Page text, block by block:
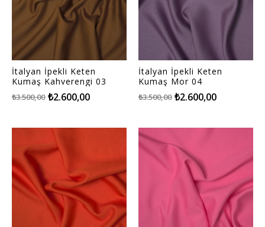
İtalyan İpekli Keten
Kumaş Kahverengi 03
₺2.600,00
₺3.500,00
İtalyan İpekli Keten
Kumaş Mor 04
₺2.600,00
₺3.500,00